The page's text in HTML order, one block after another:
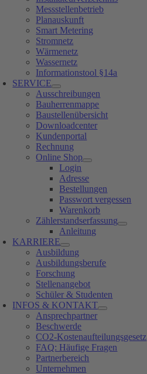
Messstellenbetrieb
Planauskunft
Smart Metering
Stromnetz
Wärmenetz
Wassernetz
Informationstool §14a
SERVICE
Ausschreibungen
Bauherrenmappe
Baustellenübersicht
Downloadcenter
Kundenportal
Rechnung
Online Shop
Login
Adresse
Bestellungen
Passwort vergessen
Warenkorb
Zählerstandserfassung
Anleitung
KARRIERE
Ausbildung
Ausbildungsberufe
Forschung
Stellenangebot
Schüler & Studenten
INFOS & KONTAKT
Ansprechpartner
Beschwerde
CO2-Kostenaufteilungsgesetz
FAQ: Häufige Fragen
Partnerbereich
Unternehmen